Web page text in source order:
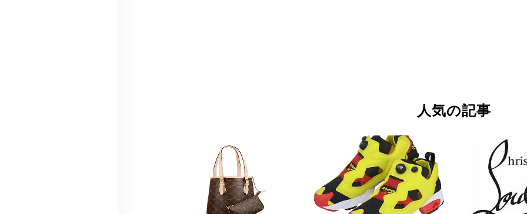
人気の記事